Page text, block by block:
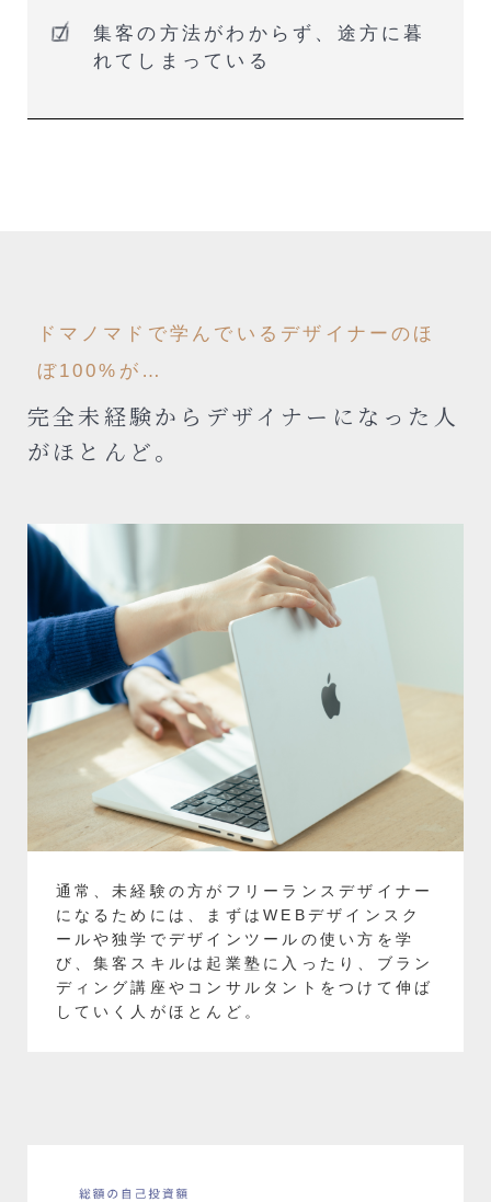
集客の方法がわからず、途方に暮
れてしまっている
ドマノマドで学んでいるデザイナーのほ
ぼ100%が…
完全未経験からデザイナーになった人
がほとんど。
通常、未経験の方がフリーランスデザイナー
になるためには、まずはWEBデザインスク
ールや独学でデザインツールの使い方を学
び、集客スキルは起業塾に入ったり、ブラン
ディング講座やコンサルタントをつけて伸ば
していく人がほとんど。